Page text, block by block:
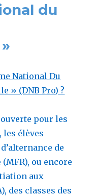
du
National Du
» (DNB Pro) ?
pour les
les élèves
de
ou encore
aux
des classes des